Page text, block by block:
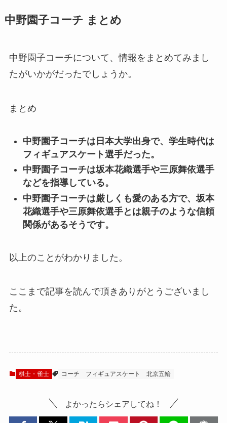
中野園子コーチ まとめ
中野園子コーチについて、情報をまとめてみまし
たがいかがだったでしょうか。
まとめ
中野園子コーチは日本大学出身で、学生時代は
フィギュアスケート選手だった。
中野園子コーチは坂本花織選手や三原舞依選手
などを指導している。
中野園子コーチは厳しくも愛のある方で、坂本
花織選手や三原舞依選手とは親子のような信頼
関係があるそうです。
以上のことがわかりました。
ここまで記事を読んで頂きありがとうございまし
た。
棋士・雀士 コーチ フィギュアスケート 北京五輪
よかったらシェアしてね！